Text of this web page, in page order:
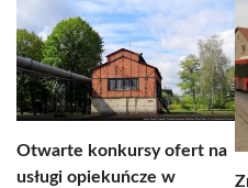
Otwarte konkursy ofert na
usługi opiekuńcze w